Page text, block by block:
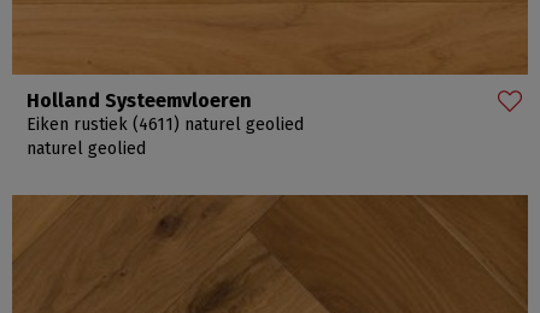
Holland Systeemvloeren
Eiken rustiek (4611) naturel geolied
naturel geolied